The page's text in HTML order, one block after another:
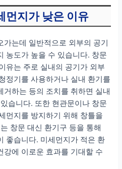
먼지가 낮은 이유
가는데 일반적으로 외부의 공기
농도가 높을 수 있습니다. 창문
유는 주로 실내의 공기가 외부
정기를 사용하거나 실내 환기를
거하는 등의 조치를 취하면 실내
습니다. 또한 현관문이나 창문
먼지를 방지하기 위해 창틀을
창문 대신 환기구 등을 통해
좋습니다. 미세먼지가 적은 환
강에 이로운 효과를 기대할 수